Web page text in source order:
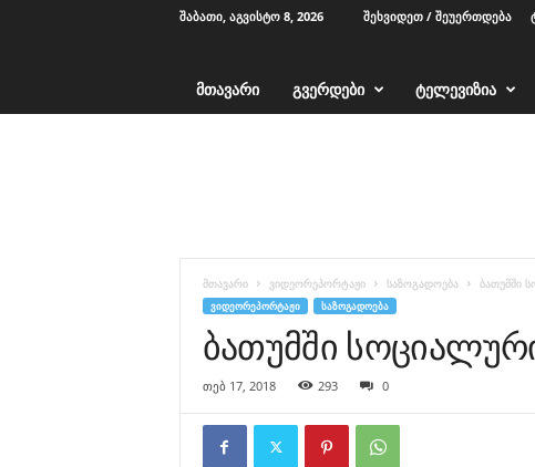
ᲨᲐᲑᲐᲗᲘ, ᲐᲒᲕᲘᲡᲢᲝ 8, 2026 ᲨᲔᲮᲕᲘᲓᲔᲗ / ᲨᲔᲣᲔᲠᲗᲓᲔᲑᲐ
ᲛᲗᲐᲕᲐᲠᲘ ᲒᲕᲔᲠᲓᲔᲑᲘ ᲢᲔᲚᲔᲕᲘᲖᲘᲐ
მთავარი ვიდეორეპორტაჟი საზოგადოება ბათუმში
ᲕᲘᲓᲔᲝᲠᲔᲞᲝᲠᲢᲐᲟᲘ ᲡᲐᲖᲝᲒᲐᲓᲝᲔᲑᲐ
ბათუმში
თებ 17, 2018 293 0